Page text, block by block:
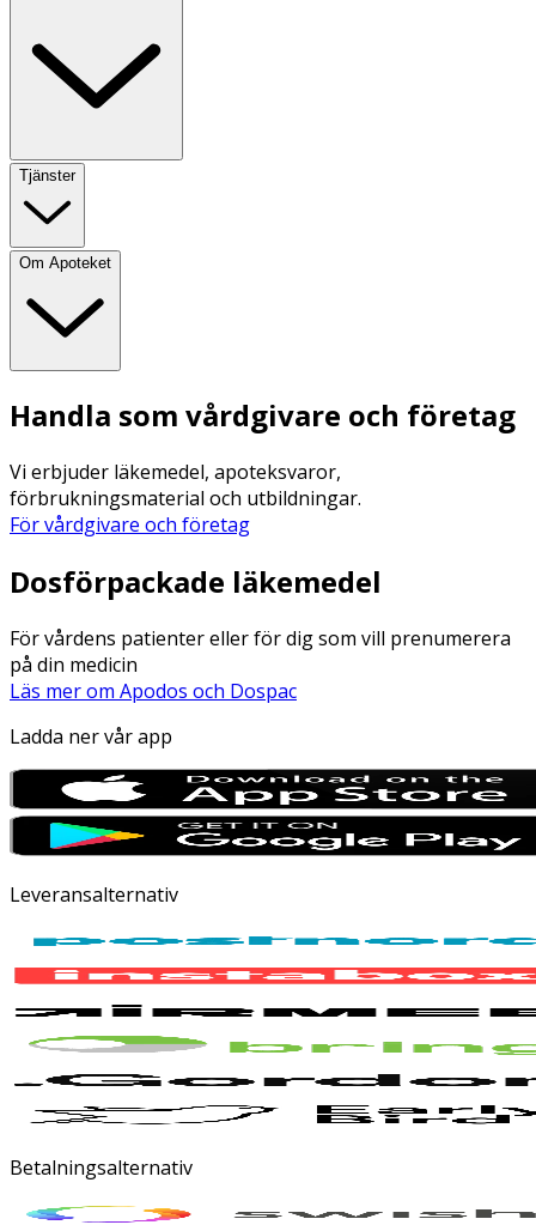
Tjänster
Om Apoteket
Handla som vårdgivare och företag
Vi erbjuder läkemedel, apoteksvaror,
förbrukningsmaterial och utbildningar.
För vårdgivare och företag
Dosförpackade läkemedel
För vårdens patienter eller för dig som vill prenumerera
på din medicin
Läs mer om Apodos och Dospac
Ladda ner vår app
Leveransalternativ
Betalningsalternativ